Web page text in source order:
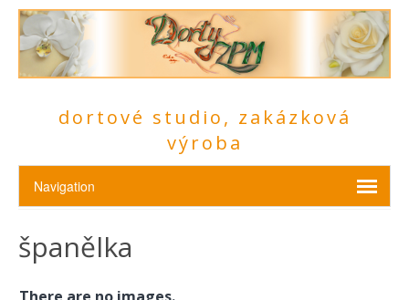
dortové studio, zakázková
výroba
španělka